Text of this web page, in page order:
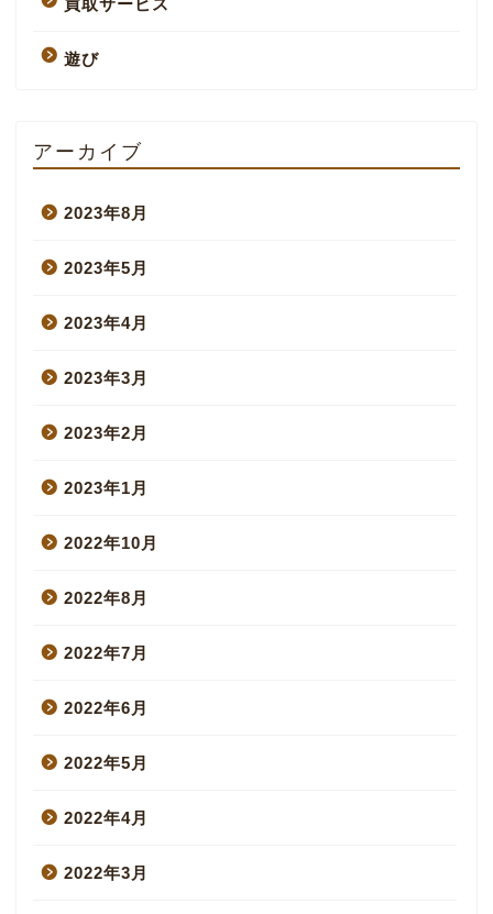
遊び
アーカイブ
2023年8月
2023年5月
2023年4月
2023年3月
2023年2月
2023年1月
2022年10月
2022年8月
2022年7月
2022年6月
2022年5月
2022年4月
2022年3月